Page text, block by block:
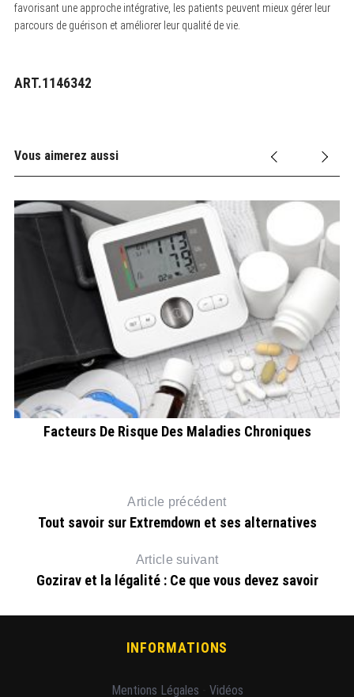
favorisant une approche intégrative, les patients peuvent mieux gérer leur
parcours de guérison et améliorer leur qualité de vie.
ART.1146342
Vous aimerez aussi
Facteurs De Risque Des Maladies Chroniques
Article précédent
Tout savoir sur Extremdown et ses alternatives
Article suivant
Gozirav et la légalité : Ce que vous devez savoir
INFORMATIONS
Mentions Légales Vidéos